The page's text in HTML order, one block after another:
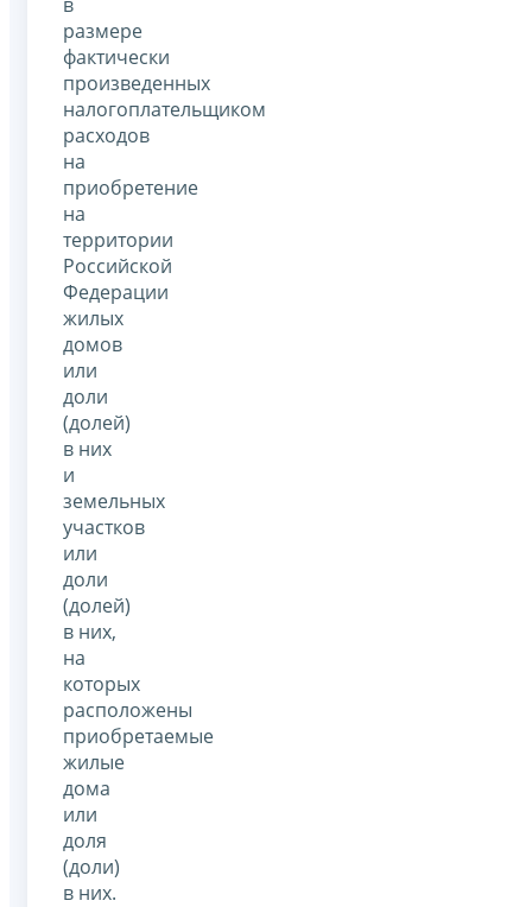
размере
фактически
произведенных
налогоплательщиком
расходов
на
приобретение
на
территории
Российской
Федерации
жилых
домов
или
доли
(долей)
в них
и
земельных
участков
или
доли
(долей)
в них,
на
которых
расположены
приобретаемые
жилые
дома
или
доля
(доли)
в них.